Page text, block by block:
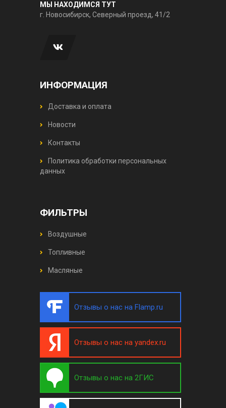
МЫ НАХОДИМСЯ ТУТ
г. Новосибирск, Северный проезд, 41/2
ИНФОРМАЦИЯ
Доставка и оплата
Новости
Контакты
Политика обработки персональных
данных
ФИЛЬТРЫ
Воздушные
Топливные
Масляные
Отзывы о нас на Flamp.ru
Отзывы о нас на yandex.ru
Отзывы о нас на 2ГИС